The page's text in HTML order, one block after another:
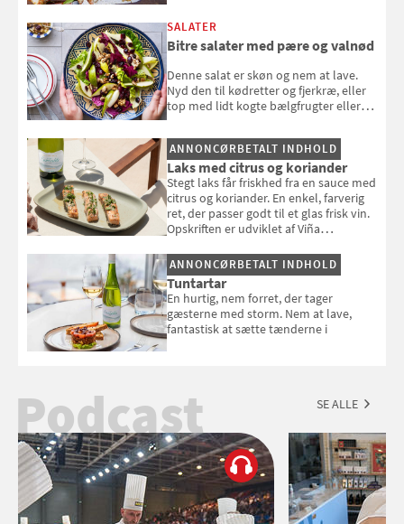
SALATER
Bitre salater med pære og valnød
Denne salat er skøn og nem at lave.
Nyd den til kødretter og fjerkræ, eller
top med lidt kogte bælgfrugter eller
selvstændigt måltid. Opskriften er fra
Louisa Lorangs kogebog "Salat".
ANNONCØRBETALT INDHOLD
Laks med citrus og koriander
Stegt laks får friskhed fra en sauce med
citrus og koriander. En enkel, farverig
ret, der passer godt til et glas frisk vin.
Opskriften er udviklet af Viña
ANNONCØRBETALT INDHOLD
Tuntartar
En hurtig, nem forret, der tager
gæsterne med storm. Nem at lave,
fantastisk at sætte tænderne i
Podcast SE ALLE